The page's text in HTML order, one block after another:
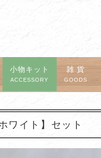
小物キット
ACCESSORY
雑 貨
GOODS
ワイト】セット